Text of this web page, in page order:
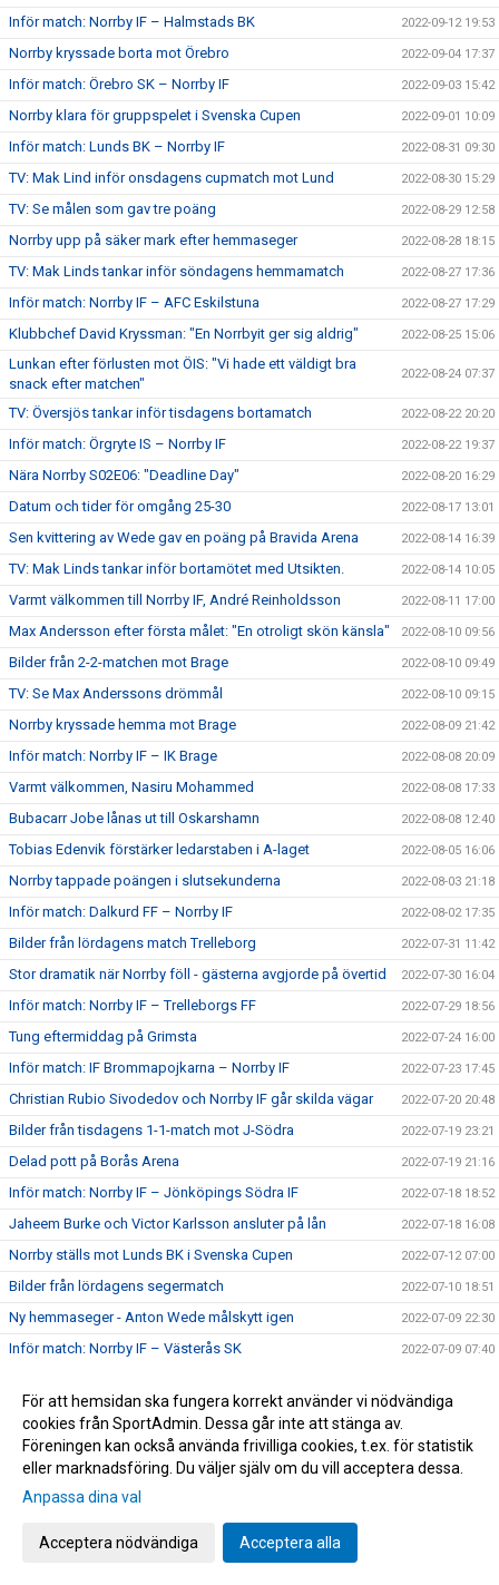
Inför match: Norrby IF – Halmstads BK 2022-09-12 19:53
Norrby kryssade borta mot Örebro 2022-09-04 17:37
Inför match: Örebro SK – Norrby IF 2022-09-03 15:42
Norrby klara för gruppspelet i Svenska Cupen 2022-09-01 10:09
Inför match: Lunds BK – Norrby IF 2022-08-31 09:30
TV: Mak Lind inför onsdagens cupmatch mot Lund 2022-08-30 15:29
TV: Se målen som gav tre poäng 2022-08-29 12:58
Norrby upp på säker mark efter hemmaseger 2022-08-28 18:15
TV: Mak Linds tankar inför söndagens hemmamatch 2022-08-27 17:36
Inför match: Norrby IF – AFC Eskilstuna 2022-08-27 17:29
Klubbchef David Kryssman: "En Norrbyit ger sig aldrig" 2022-08-25 15:06
Lunkan efter förlusten mot ÖIS: "Vi hade ett väldigt bra
snack efter matchen"
2022-08-24 07:37
TV: Översjös tankar inför tisdagens bortamatch 2022-08-22 20:20
Inför match: Örgryte IS – Norrby IF 2022-08-22 19:37
Nära Norrby S02E06: "Deadline Day" 2022-08-20 16:29
Datum och tider för omgång 25-30 2022-08-17 13:01
Sen kvittering av Wede gav en poäng på Bravida Arena 2022-08-14 16:39
TV: Mak Linds tankar inför bortamötet med Utsikten. 2022-08-14 10:05
Varmt välkommen till Norrby IF, André Reinholdsson 2022-08-11 17:00
Max Andersson efter första målet: "En otroligt skön känsla" 2022-08-10 09:56
Bilder från 2-2-matchen mot Brage 2022-08-10 09:49
TV: Se Max Anderssons drömmål 2022-08-10 09:15
Norrby kryssade hemma mot Brage 2022-08-09 21:42
Inför match: Norrby IF – IK Brage 2022-08-08 20:09
Varmt välkommen, Nasiru Mohammed 2022-08-08 17:33
Bubacarr Jobe lånas ut till Oskarshamn 2022-08-08 12:40
Tobias Edenvik förstärker ledarstaben i A-laget 2022-08-05 16:06
Norrby tappade poängen i slutsekunderna 2022-08-03 21:18
Inför match: Dalkurd FF – Norrby IF 2022-08-02 17:35
Bilder från lördagens match Trelleborg 2022-07-31 11:42
Stor dramatik när Norrby föll - gästerna avgjorde på övertid 2022-07-30 16:04
Inför match: Norrby IF – Trelleborgs FF 2022-07-29 18:56
Tung eftermiddag på Grimsta 2022-07-24 16:00
Inför match: IF Brommapojkarna – Norrby IF 2022-07-23 17:45
Christian Rubio Sivodedov och Norrby IF går skilda vägar 2022-07-20 20:48
Bilder från tisdagens 1-1-match mot J-Södra 2022-07-19 23:21
Delad pott på Borås Arena 2022-07-19 21:16
Inför match: Norrby IF – Jönköpings Södra IF 2022-07-18 18:52
Jaheem Burke och Victor Karlsson ansluter på lån 2022-07-18 16:08
Norrby ställs mot Lunds BK i Svenska Cupen 2022-07-12 07:00
Bilder från lördagens segermatch 2022-07-10 18:51
Ny hemmaseger - Anton Wede målskytt igen 2022-07-09 22:30
Inför match: Norrby IF – Västerås SK 2022-07-09 07:40
slutet
Inför match: Trelleborgs FF – Norrby IF 2022-07-03 19:42
Bilder från tisdagens 2-0-seger 2022-06-29 14:29
TV: Upplev glädjen efter slutsignalen
Max Olsson: "Känns overkligt bra"
TV: Se målen som gav tre poäng
För att hemsidan ska fungera korrekt använder vi nödvändiga
cookies från SportAdmin. Dessa går inte att stänga av.
Föreningen kan också använda frivilliga cookies, t.ex. för statistik
eller marknadsföring. Du väljer själv om du vill acceptera dessa.
Anpassa dina val
Acceptera nödvändiga Acceptera alla